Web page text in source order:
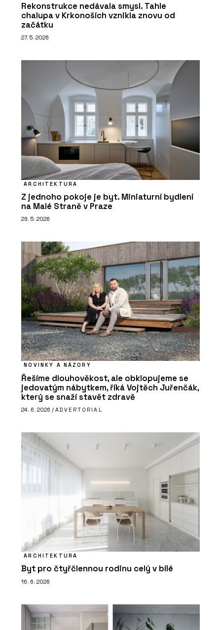
Rekonstrukce nedávala smysl. Tahle
chalupa v Krkonoších vznikla znovu od
začátku
27. 5. 2026
ARCHITEKTURA
Z jednoho pokoje je byt. Miniaturní bydlení
na Malé Straně v Praze
29. 5. 2026
NOVINKY A NÁZORY
Řešíme dlouhověkost, ale obklopujeme se
jedovatým nábytkem, říká Vojtěch Juřenčák,
který se snaží stavět zdravě
24. 6. 2026 / ADVERTORIAL
ARCHITEKTURA
Byt pro čtyřčlennou rodinu celý v bílé
16. 6. 2026